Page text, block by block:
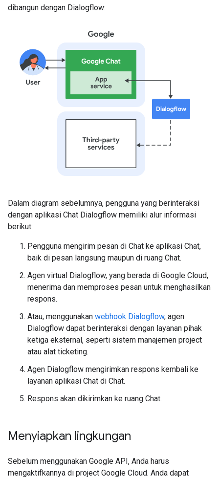
dibangun dengan Dialogflow:
Dalam diagram sebelumnya, pengguna yang berinteraksi
dengan aplikasi Chat Dialogflow memiliki alur informasi
berikut:
Pengguna mengirim pesan di Chat ke aplikasi Chat,
baik di pesan langsung maupun di ruang Chat.
Agen virtual Dialogflow, yang berada di Google Cloud,
menerima dan memproses pesan untuk menghasilkan
respons.
Atau, menggunakan webhook Dialogflow, agen
Dialogflow dapat berinteraksi dengan layanan pihak
ketiga eksternal, seperti sistem manajemen project
atau alat ticketing.
Agen Dialogflow mengirimkan respons kembali ke
layanan aplikasi Chat di Chat.
Respons akan dikirimkan ke ruang Chat.
Menyiapkan lingkungan
Sebelum menggunakan Google API, Anda harus
mengaktifkannya di project Google Cloud. Anda dapat